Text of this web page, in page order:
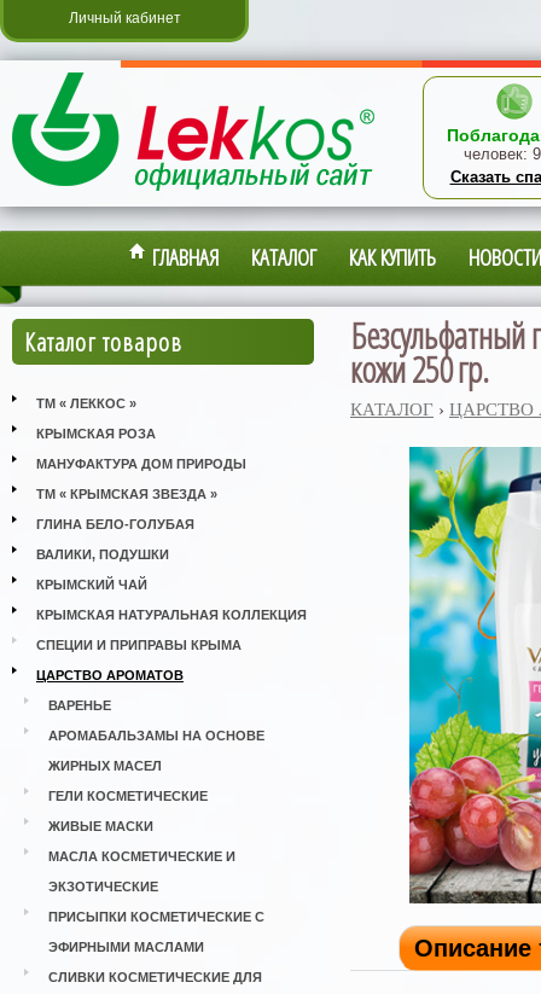
Личный кабинет
человек:
Сказать
ГЛАВНАЯ КАТАЛОГ КАК КУПИТЬ НОВОСТИ
Каталог товаров
ТМ « ЛЕККОС »
КРЫМСКАЯ РОЗА
МАНУФАКТУРА ДОМ ПРИРОДЫ
ТМ « КРЫМСКАЯ ЗВЕЗДА »
ГЛИНА БЕЛО-ГОЛУБАЯ
ВАЛИКИ, ПОДУШКИ
КРЫМСКИЙ ЧАЙ
КРЫМСКАЯ НАТУРАЛЬНАЯ КОЛЛЕКЦИЯ
СПЕЦИИ И ПРИПРАВЫ КРЫМА
ЦАРСТВО АРОМАТОВ
ВАРЕНЬЕ
АРОМАБАЛЬЗАМЫ НА ОСНОВЕ
ЖИРНЫХ МАСЕЛ
ГЕЛИ КОСМЕТИЧЕСКИЕ
ЖИВЫЕ МАСКИ
МАСЛА КОСМЕТИЧЕСКИЕ И
ЭКЗОТИЧЕСКИЕ
ПРИСЫПКИ КОСМЕТИЧЕСКИЕ С
ЭФИРНЫМИ МАСЛАМИ
СЛИВКИ КОСМЕТИЧЕСКИЕ ДЛЯ
Безсульфатный
кожи 250 гр.
КАТАЛОГ › ЦАРСТВО
Описание